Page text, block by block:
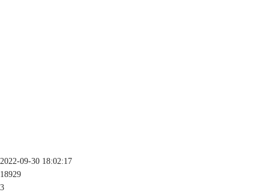
2022-09-30 18:02:17
18929
3